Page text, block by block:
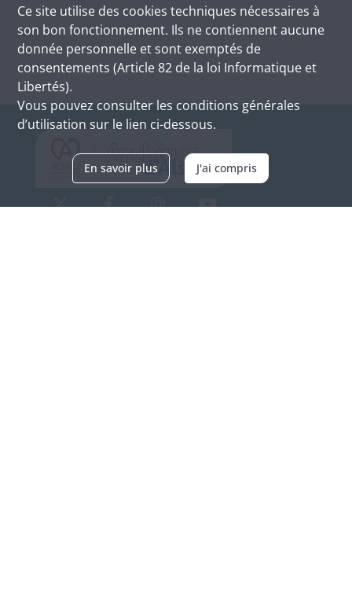
Ce site utilise des cookies techniques nécessaires à
son bon fonctionnement. Ils ne contiennent aucune
donnée personnelle et sont exemptés de
consentements (Article 82 de la loi Informatique et
Libertés).
Vous pouvez consulter les conditions générales
d’utilisation sur le lien ci-dessous.
En savoir plus J'ai compris